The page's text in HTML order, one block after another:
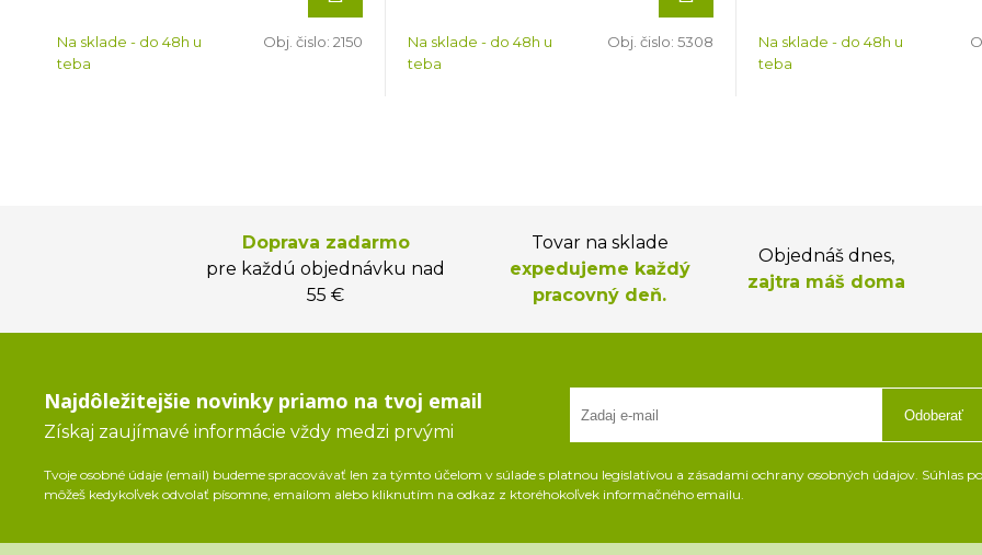
Na sklade - do 48h u
teba
Obj. čislo: 2150
Na sklade - do 48h u
teba
Obj. čislo: 5308
Na sklade - do 48h u
teba
Doprava zadarmo
pre každú objednávku nad
55 €
Tovar na sklade
expedujeme každý
pracovný deň.
Objednáš dnes,
zajtra máš doma
Najdôležitejšie novinky priamo na tvoj email
Získaj zaujímavé informácie vždy medzi prvými
Odoberať
Tvoje osobné údaje (email) budeme spracovávať len za týmto účelom v súlade s platnou legislatívou a zásadami ochrany osobných údajov. Súhlas
môžeš kedykoľvek odvolať písomne, emailom alebo kliknutím na odkaz z ktoréhokoľvek informačného emailu.